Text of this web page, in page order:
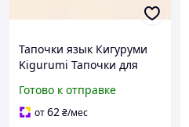
Тапочки язык Кигуруми
Kigurumi Тапочки для
Готово к отправке
от62₴/мес